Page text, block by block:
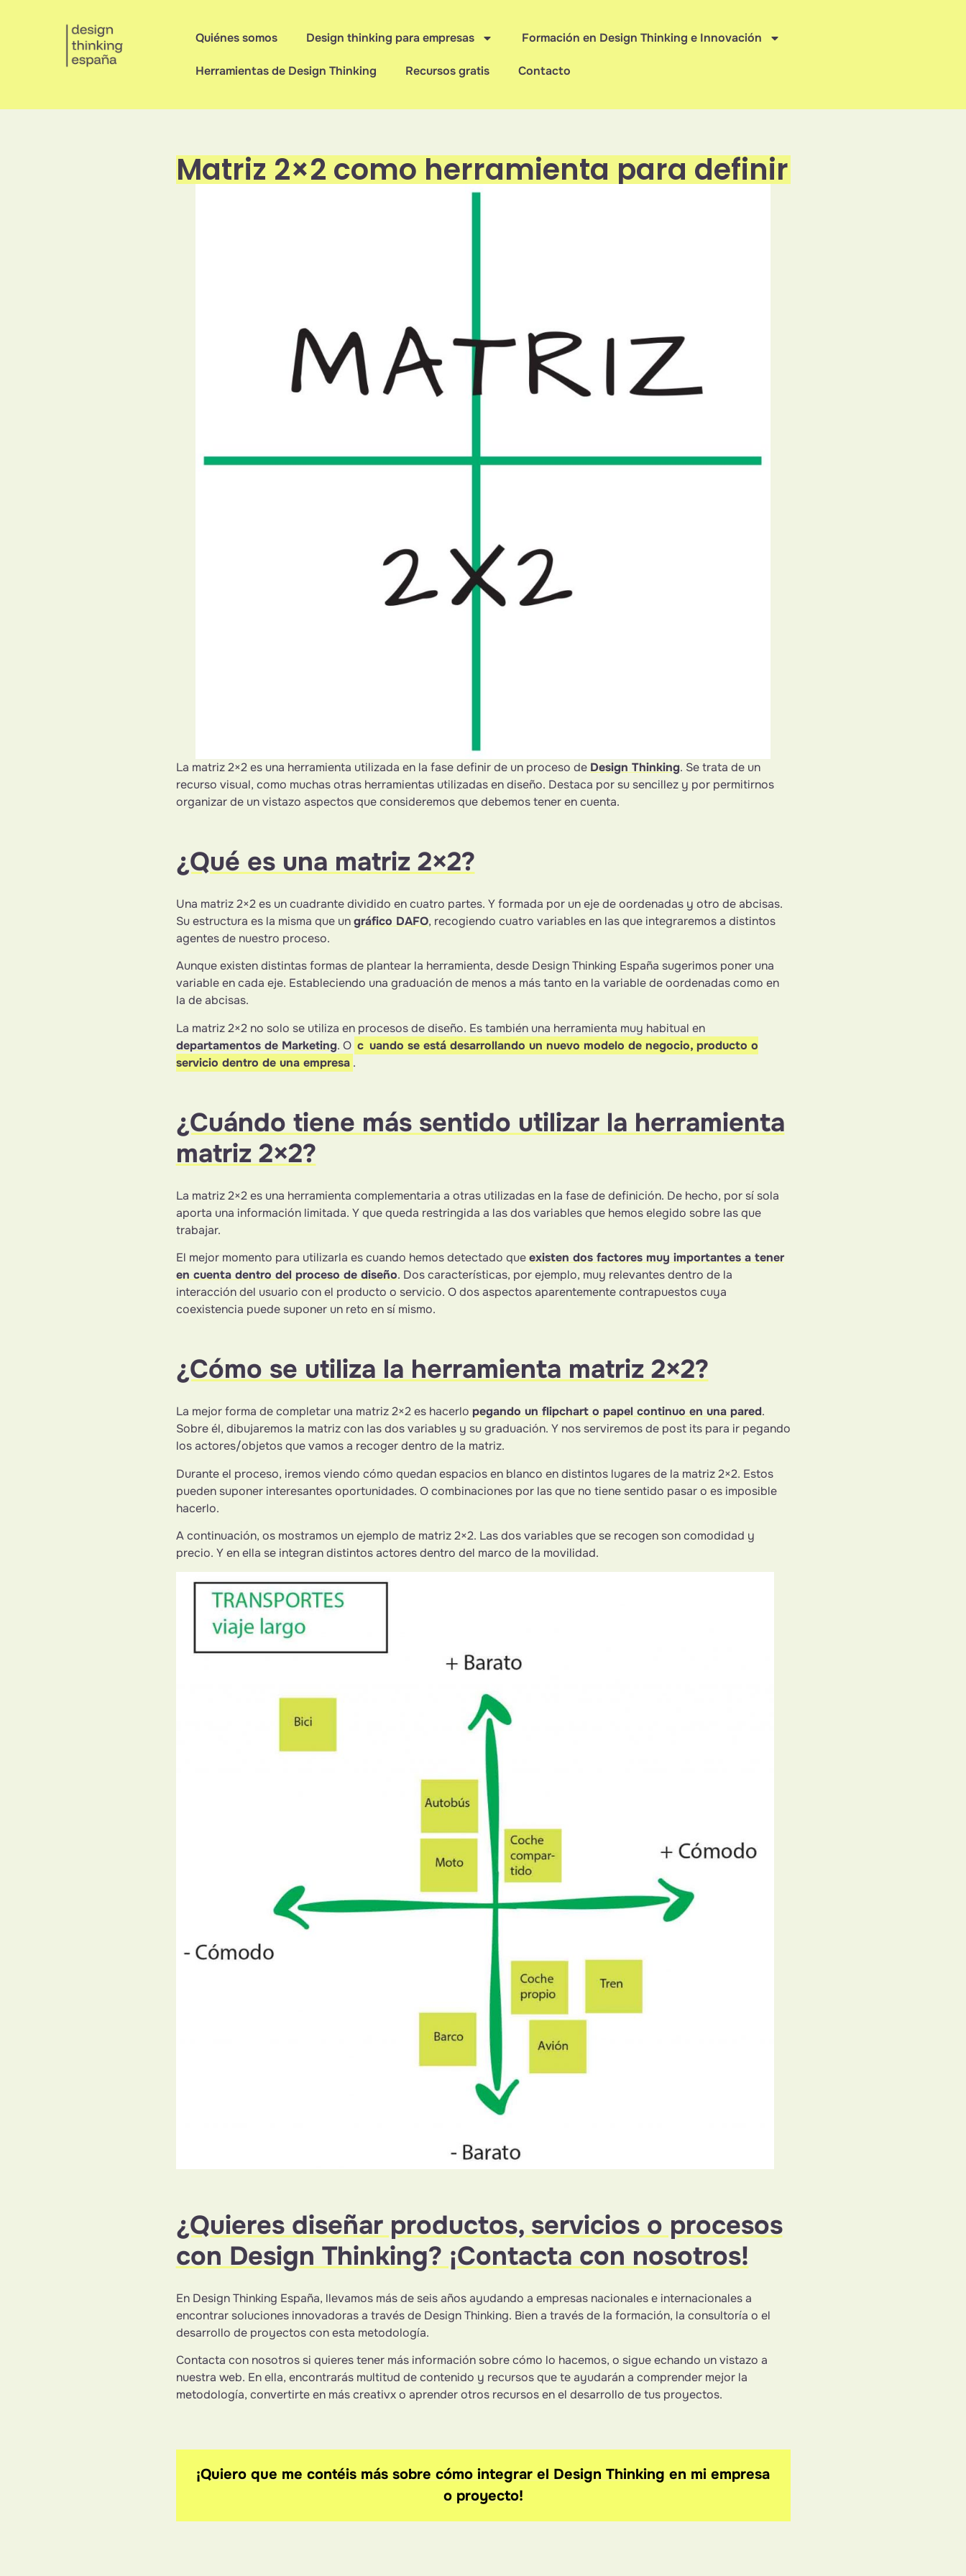
Quiénes somos Design thinking para empresas Formación en Design Thinking e Innovación
Herramientas de Design Thinking Recursos gratis Contacto
Matriz 2×2 como herramienta para definir
La matriz 2×2 es una herramienta utilizada en la fase definir de un proceso de Design Thinking. Se trata de un
recurso visual, como muchas otras herramientas utilizadas en diseño. Destaca por su sencillez y por permitirnos
organizar de un vistazo aspectos que consideremos que debemos tener en cuenta.
¿Qué es una matriz 2×2?
Una matriz 2×2 es un cuadrante dividido en cuatro partes. Y formada por un eje de oordenadas y otro de abcisas.
Su estructura es la misma que ungráfico DAFO, recogiendo cuatro variables en las que integraremos a distintos
agentes de nuestro proceso.
Aunque existen distintas formas de plantear la herramienta, desde Design Thinking España sugerimos poner una
variable en cada eje. Estableciendo una graduación de menos a más tanto en la variable de oordenadas como en
la de abcisas.
La matriz 2×2 no solo se utiliza en procesos de diseño. Es también una herramienta muy habitual en
departamentos de Marketing. O c uando se está desarrollando un nuevo modelo de negocio, producto o
servicio dentro de una empresa .
¿Cuándo tiene más sentido utilizar la herramienta
matriz 2×2?
La matriz 2×2 es una herramienta complementaria a otras utilizadas en la fase de definición. De hecho, por sí sola
aporta una información limitada. Y que queda restringida a las dos variables que hemos elegido sobre las que
trabajar.
El mejor momento para utilizarla es cuando hemos detectado queexisten dos factores muy importantes a tener
en cuenta dentro del proceso de diseño. Dos características, por ejemplo, muy relevantes dentro de la
interacción del usuario con el producto o servicio. O dos aspectos aparentemente contrapuestos cuya
coexistencia puede suponer un reto en sí mismo.
¿Cómo se utiliza la herramienta matriz 2×2?
La mejor forma de completar una matriz 2×2 es hacerlo pegando un flipchart o papel continuo en una pared.
Sobre él, dibujaremos la matriz con las dos variables y su graduación. Y nos serviremos de post its para ir pegando
los actores/objetos que vamos a recoger dentro de la matriz.
Durante el proceso, iremos viendo cómo quedan espacios en blanco en distintos lugares de la matriz 2×2. Estos
pueden suponer interesantes oportunidades. O combinaciones por las que no tiene sentido pasar o es imposible
hacerlo.
A continuación, os mostramos un ejemplo de matriz 2×2. Las dos variables que se recogen son comodidad y
precio. Y en ella se integran distintos actores dentro del marco de la movilidad.
¿Quieres diseñar productos, servicios o procesos
con Design Thinking? ¡Contacta con nosotros!
En Design Thinking España, llevamos más de seis años ayudando a empresas nacionales e internacionales a
encontrar soluciones innovadoras a través de Design Thinking. Bien a través de la formación, la consultoría o el
desarrollo de proyectos con esta metodología.
Contacta con nosotros si quieres tener más información sobre cómo lo hacemos, o sigue echando un vistazo a
nuestra web. En ella, encontrarás multitud de contenido y recursos que te ayudarán a comprender mejor la
metodología, convertirte en más creativx o aprender otros recursos en el desarrollo de tus proyectos.
¡Quiero que me contéis más sobre cómo integrar el Design Thinking en mi empresa
o proyecto!